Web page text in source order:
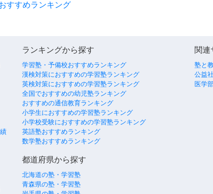
すすめランキング
ランキングから探す
学習塾・予備校おすすめランキング
漢検対策におすすめの学習塾ランキング
英検対策におすすめの学習塾ランキング
全国でおすすめの幼児塾ランキング
おすすめの通信教育ランキング
小学生におすすめの学習塾ランキング
小学校受験におすすめの学習塾ランキング
英語塾おすすめランキング
数学塾おすすめランキング
都道府県から探す
北海道の塾・学習塾
青森県の塾・学習塾
関連
塾と
公益
医学